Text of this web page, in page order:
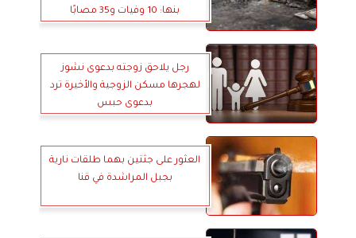
بنها: 10 وفيات و35 مصابًا
رجل يلاحق زوجته بدعوى نشوز
لهجرها مسكن الزوجية والأخيرة ترد
بدعوى حبس
العثور على جثتين بهما طلقات نارية
بجبل المراشدة في قنا